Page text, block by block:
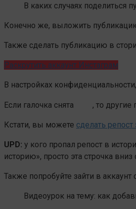
В каких случаях поделиться
Конечно же, выложить
Также сделать публикацию в
Раскрутить аккаунт Инстаграм
В настройках
Если галочка снята , то другие
Кстати, вы можете сделать
UPD: у кого пропал репост в
историю», просто эта строчка
Также попробуйте зайти в
Видеоурок на тему: как